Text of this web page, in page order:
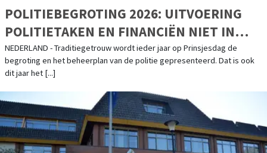
POLITIEBEGROTING 2026: UITVOERING
POLITIETAKEN EN FINANCIËN NIET IN
BALANS
NEDERLAND - Traditiegetrouw wordt ieder jaar op Prinsjesdag de
begroting en het beheerplan van de politie gepresenteerd. Dat is ook
dit jaar het [...]